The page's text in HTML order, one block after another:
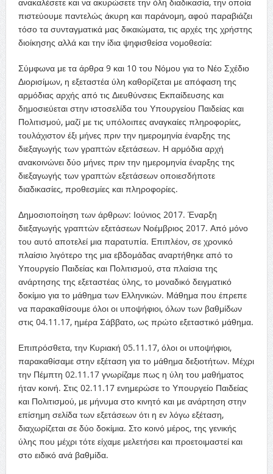
πιστεύουμε παντελώς άκυρη και παράνομη, αφού παραβιάζει
τόσο τα συνταγματικά μας δικαιώματα, τις αρχές της χρήστης
διοίκησης αλλά και την ίδια ψηφισθείσα νομοθεσία:
Σύμφωνα με τα άρθρα 9 και 10 του Νόμου για το Νέο Σχέδιο
Διορισίμων, η εξεταστέα ύλη καθορίζεται με απόφαση της
αρμόδιας αρχής από τις Διευθύνσεις Εκπαίδευσης και
δημοσιεύεται στην ιστοσελίδα του Υπουργείου Παιδείας και
Πολιτισμού, μαζί με τις υπόλοιπες αναγκαίες πληροφορίες,
τουλάχιστον έξι μήνες πριν την ημερομηνία έναρξης της
διεξαγωγής των γραπτών εξετάσεων. Η αρμόδια αρχή
ανακοινώνει δύο μήνες πριν την ημερομηνία έναρξης της
διεξαγωγής των γραπτών εξετάσεων οποιεσδήποτε
διαδικασίες, προθεσμίες και πληροφορίες.
Δημοσιοποίηση των άρθρων: Ιούνιος 2017. Έναρξη
διεξαγωγής γραπτών εξετάσεων Νοέμβριος 2017. Από μόνο
του αυτό αποτελεί μια παρατυπία. Επιπλέον, σε χρονικό
πλαίσιο λιγότερο της μια εβδομάδας αναρτήθηκε από το
Υπουργείο Παιδείας και Πολιτισμού, στα πλαίσια της
ανάρτησης της εξεταστέας ύλης, το μοναδικό δειγματικό
δοκίμιο για το μάθημα των Ελληνικών. Μάθημα που έπρεπε
να παρακαθίσουμε όλοι οι υποψήφιοι, όλων των βαθμίδων
στις 04.11.17, ημέρα Σάββατο, ως πρώτο εξεταστικό μάθημα.
Επιπρόσθετα, την Κυριακή 05.11.17, όλοι οι υποψήφιοι,
παρακαθίσαμε στην εξέταση για το μάθημα δεξιοτήτων. Μέχρι
την Πέμπτη 02.11.17 γνωρίζαμε πως η ύλη του μαθήματος
ήταν κοινή. Στις 02.11.17 ενημερώσε το Υπουργείο Παιδείας
και Πολιτισμού, με μήνυμα στο κινητό και με ανάρτηση στην
επίσημη σελίδα των εξετάσεων ότι η εν λόγω εξέταση,
διαχωρίζεται σε δύο δοκίμια. Στο κοινό μέρος, της γενικής
ύλης που μέχρι τότε είχαμε μελετήσει και προετοιμαστεί και
στο ειδικό ανά βαθμίδα.